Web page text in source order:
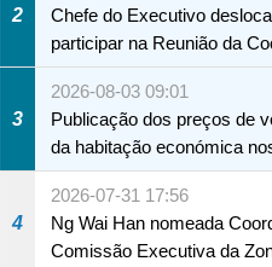
2
Chefe do Executivo
participar na Reunião da
Macau
3
2026-08-03 09:01
Publicação dos preços de
da habitação económica
A12 da Zona A dos Novos
4
2026-07-31 17:56
Ng Wai Han nomeada
Comissão Executiva da